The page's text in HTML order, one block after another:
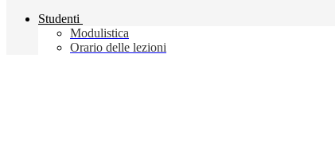
Studenti
Modulistica
Orario delle lezioni